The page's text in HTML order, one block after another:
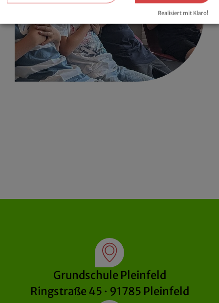
Grundschule Pleinfeld
Ringstraße 45 · 91785 Pleinfeld
Realisiert mit Klaro!